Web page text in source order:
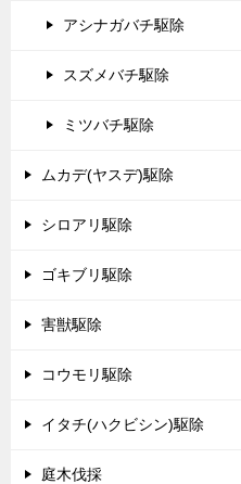
アシナガバチ駆除
スズメバチ駆除
ミツバチ駆除
ムカデ(ヤスデ)駆除
シロアリ駆除
ゴキブリ駆除
害獣駆除
コウモリ駆除
イタチ(ハクビシン)駆除
庭木伐採